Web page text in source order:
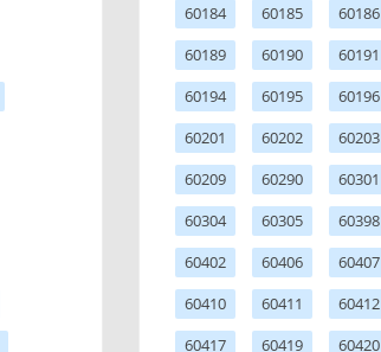
60184
60185 60186
60189
60190 60191
60194
60195 60196
60201
60202 60203
60209
60290 60301
60304
60305 60398
60402
60406 60407
60410
60411 60412
60417
60419 60420